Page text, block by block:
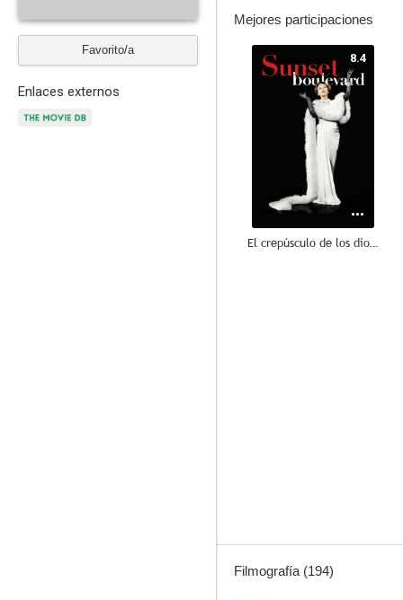
Favorito/a
Enlaces externos
Mejores participaciones
8.4
El crepúsculo de los dioses
Filmografía (194)